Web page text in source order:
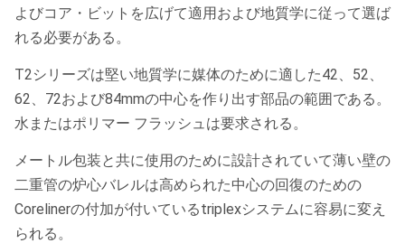
よびコア・ビットを広げて適用および地質学に従って選ば
れる必要がある。
T2シリーズは堅い地質学に媒体のために適した42、52、
62、72および84mmの中心を作り出す部品の範囲である。
水またはポリマー フラッシュは要求される。
メートル包装と共に使用のために設計されていて薄い壁の
二重管の炉心バレルは高められた中心の回復のための
Corelinerの付加が付いているtriplexシステムに容易に変え
られる。